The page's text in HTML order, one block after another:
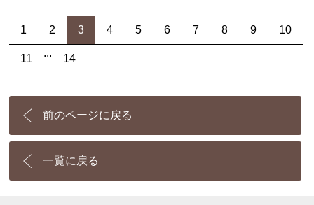
1 2 3 4 5 6 7 8 9 10
11 ... 14
前のページに戻る
一覧に戻る